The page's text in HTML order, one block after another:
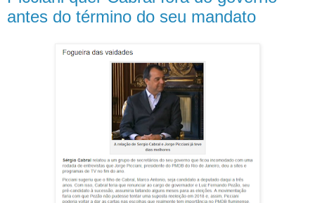
antes do término do seu mandato